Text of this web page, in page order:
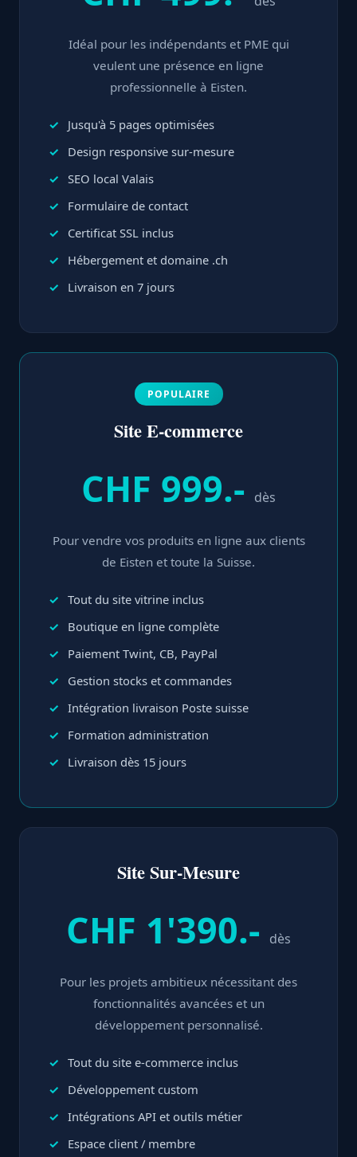
Idéal pour les indépendants et PME qui
veulent une présence en ligne
professionnelle à Eisten.
Jusqu'à 5 pages optimisées
Design responsive sur-mesure
SEO local Valais
Formulaire de contact
Certificat SSL inclus
Hébergement et domaine .ch
Livraison en 7 jours
POPULAIRE
Site E-commerce
CHF 999.- dès
Pour vendre vos produits en ligne aux clients
de Eisten et toute la Suisse.
Tout du site vitrine inclus
Boutique en ligne complète
Paiement Twint, CB, PayPal
Gestion stocks et commandes
Intégration livraison Poste suisse
Formation administration
Livraison dès 15 jours
Site Sur-Mesure
CHF 1'390.- dès
Pour les projets ambitieux nécessitant des
fonctionnalités avancées et un
développement personnalisé.
Tout du site e-commerce inclus
Développement custom
Intégrations API et outils métier
Espace client / membre